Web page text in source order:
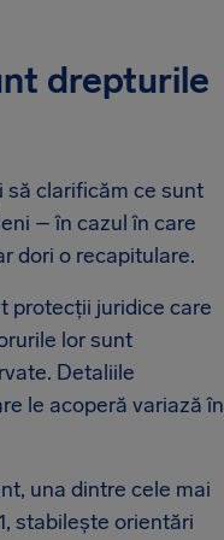
drepturile
să clarificăm ce sunt
– în cazul în care
dori o recapitulare.
protecții juridice care
lor sunt
Detaliile
le acoperă variază în
una dintre cele mai
stabilește orientări